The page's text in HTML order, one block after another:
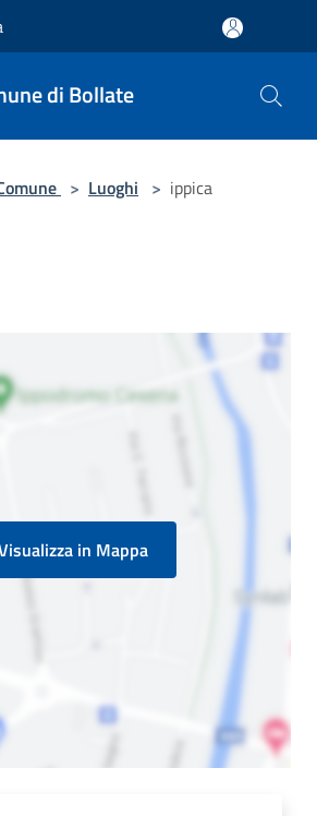
di Bollate
> Luoghi > ippica
in Mappa